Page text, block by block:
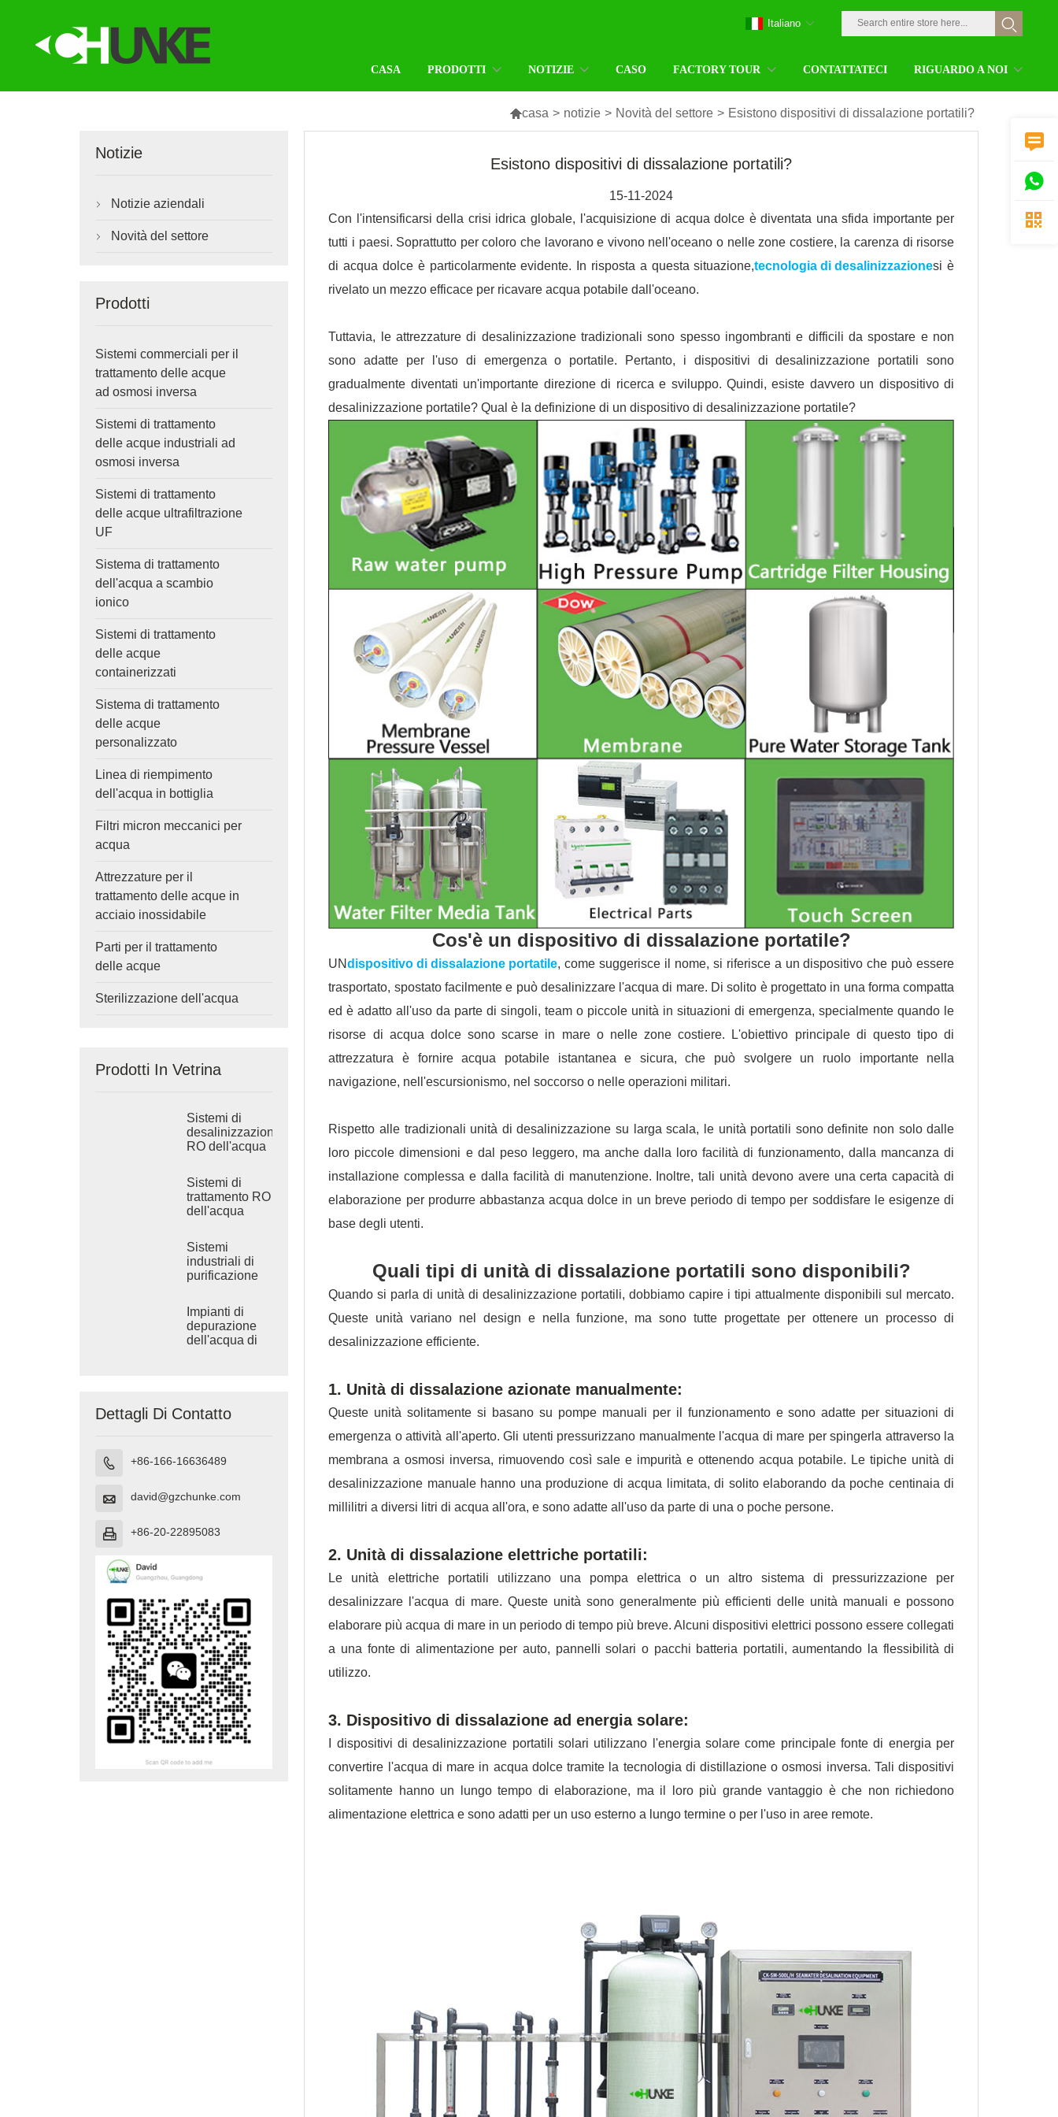
CASA PRODOTTI NOTIZIE CASO FACTORY TOUR CONTATTATECI RIGUARDO A NOI
Italiano
casa > notizie > Novità del settore > Esistono dispositivi di dissalazione portatili?
Notizie
 Notizie aziendali
 Novità del settore
Prodotti
Sistemi commerciali per il
trattamento delle acque
ad osmosi inversa
Sistemi di trattamento
delle acque industriali ad
osmosi inversa
Sistemi di trattamento
delle acque ultrafiltrazione
UF
Sistema di trattamento
dell'acqua a scambio
ionico
Sistemi di trattamento
delle acque
containerizzati
Sistema di trattamento
delle acque
personalizzato
Linea di riempimento
dell'acqua in bottiglia
Filtri micron meccanici per
acqua
Attrezzature per il
trattamento delle acque in
acciaio inossidabile
Parti per il trattamento
delle acque
Sterilizzazione dell'acqua
Prodotti In Vetrina
Sistemi di
desalinizzazione
RO dell'acqua
industriale
Sistemi di
trattamento RO
dell'acqua
industriale
Sistemi
industriali di
purificazione
osmosi inversa
Impianti di
depurazione
dell'acqua di
Dettagli Di Contatto
 +86-166-16636489
 david@gzchunke.com
 +86-20-22895083
Esistono dispositivi di dissalazione portatili?
15-11-2024
Con l'intensificarsi della crisi idrica globale, l'acquisizione di acqua dolce è diventata una sfida importante per
tutti i paesi. Soprattutto per coloro che lavorano e vivono nell'oceano o nelle zone costiere, la carenza di risorse
di acqua dolce è particolarmente evidente. In risposta a questa situazione,tecnologia di desalinizzazionesi è
rivelato un mezzo efficace per ricavare acqua potabile dall'oceano.
Tuttavia, le attrezzature di desalinizzazione tradizionali sono spesso ingombranti e difficili da spostare e non
sono adatte per l'uso di emergenza o portatile. Pertanto, i dispositivi di desalinizzazione portatili sono
gradualmente diventati un'importante direzione di ricerca e sviluppo. Quindi, esiste davvero un dispositivo di
desalinizzazione portatile? Qual è la definizione di un dispositivo di desalinizzazione portatile?
Cos'è un dispositivo di dissalazione portatile?
UNdispositivo di dissalazione portatile, come suggerisce il nome, si riferisce a un dispositivo che può essere
trasportato, spostato facilmente e può desalinizzare l'acqua di mare. Di solito è progettato in una forma compatta
ed è adatto all'uso da parte di singoli, team o piccole unità in situazioni di emergenza, specialmente quando le
risorse di acqua dolce sono scarse in mare o nelle zone costiere. L'obiettivo principale di questo tipo di
attrezzatura è fornire acqua potabile istantanea e sicura, che può svolgere un ruolo importante nella
navigazione, nell'escursionismo, nel soccorso o nelle operazioni militari.
Rispetto alle tradizionali unità di desalinizzazione su larga scala, le unità portatili sono definite non solo dalle
loro piccole dimensioni e dal peso leggero, ma anche dalla loro facilità di funzionamento, dalla mancanza di
installazione complessa e dalla facilità di manutenzione. Inoltre, tali unità devono avere una certa capacità di
elaborazione per produrre abbastanza acqua dolce in un breve periodo di tempo per soddisfare le esigenze di
base degli utenti.
Quali tipi di unità di dissalazione portatili sono disponibili?
Quando si parla di unità di desalinizzazione portatili, dobbiamo capire i tipi attualmente disponibili sul mercato.
Queste unità variano nel design e nella funzione, ma sono tutte progettate per ottenere un processo di
desalinizzazione efficiente.
1. Unità di dissalazione azionate manualmente:
Queste unità solitamente si basano su pompe manuali per il funzionamento e sono adatte per situazioni di
emergenza o attività all'aperto. Gli utenti pressurizzano manualmente l'acqua di mare per spingerla attraverso la
membrana a osmosi inversa, rimuovendo così sale e impurità e ottenendo acqua potabile. Le tipiche unità di
desalinizzazione manuale hanno una produzione di acqua limitata, di solito elaborando da poche centinaia di
millilitri a diversi litri di acqua all'ora, e sono adatte all'uso da parte di una o poche persone.
2. Unità di dissalazione elettriche portatili:
Le unità elettriche portatili utilizzano una pompa elettrica o un altro sistema di pressurizzazione per
desalinizzare l'acqua di mare. Queste unità sono generalmente più efficienti delle unità manuali e possono
elaborare più acqua di mare in un periodo di tempo più breve. Alcuni dispositivi elettrici possono essere collegati
a una fonte di alimentazione per auto, pannelli solari o pacchi batteria portatili, aumentando la flessibilità di
utilizzo.
3. Dispositivo di dissalazione ad energia solare:
I dispositivi di desalinizzazione portatili solari utilizzano l'energia solare come principale fonte di energia per
convertire l'acqua di mare in acqua dolce tramite la tecnologia di distillazione o osmosi inversa. Tali dispositivi
solitamente hanno un lungo tempo di elaborazione, ma il loro più grande vantaggio è che non richiedono
alimentazione elettrica e sono adatti per un uso esterno a lungo termine o per l'uso in aree remote.


